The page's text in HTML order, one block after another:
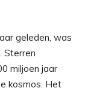
geleden, was
Sterren
miljoen jaar
kosmos. Het